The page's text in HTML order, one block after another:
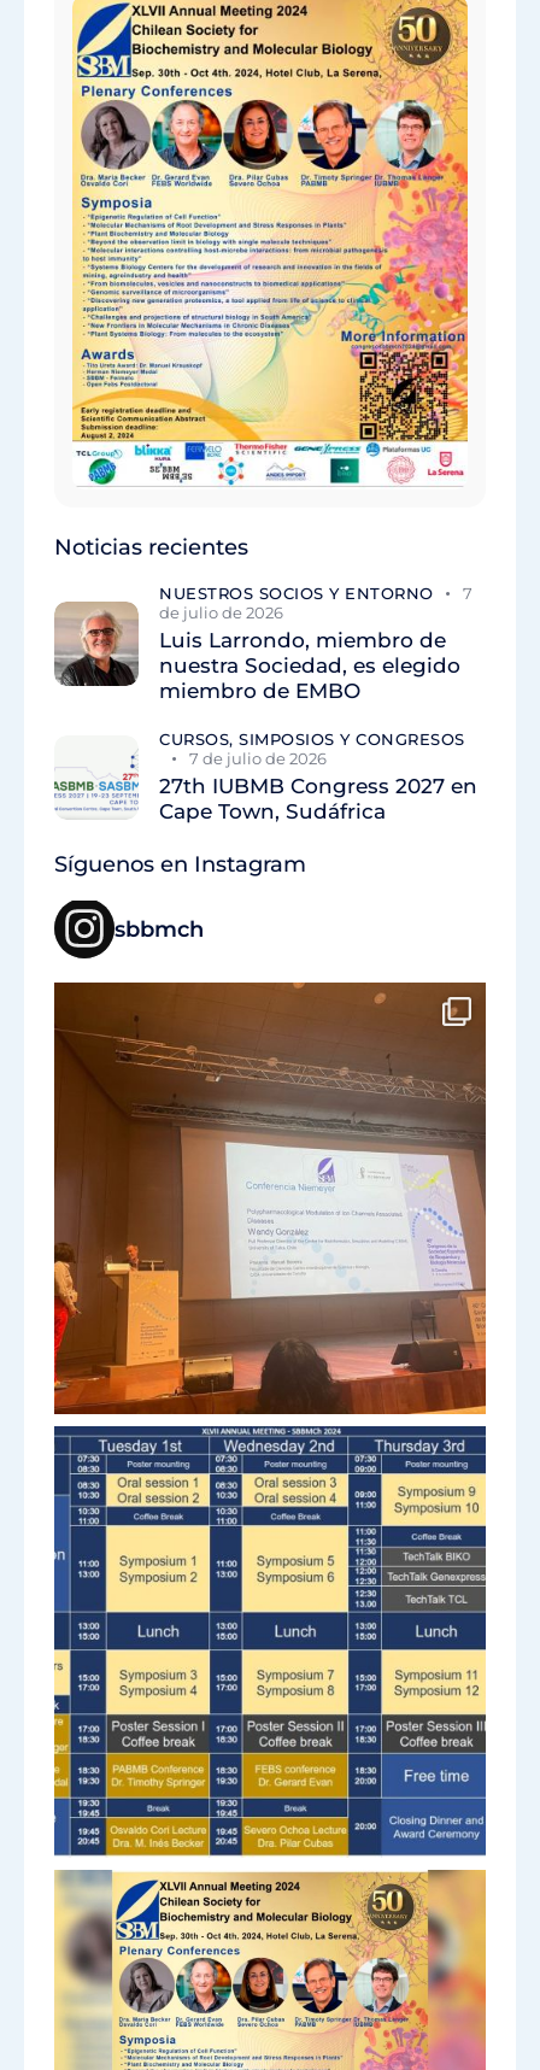
Noticias recientes
NUESTROS SOCIOS Y ENTORNO
7
de julio de 2026
Luis Larrondo, miembro de
nuestra Sociedad, es elegido
miembro de EMBO
CURSOS, SIMPOSIOS Y CONGRESOS
7 de julio de 2026
27th IUBMB Congress 2027 en
Cape Town, Sudáfrica
Síguenos en Instagram
sbbmch